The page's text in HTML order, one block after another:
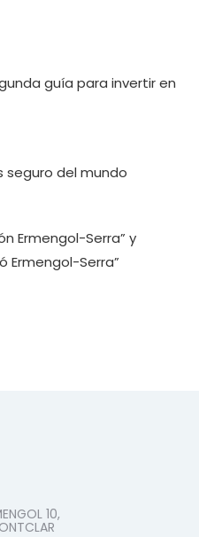
guía para invertir en
seguro del mundo
Ermengol-Serra” y
Ermengol-Serra”
10,